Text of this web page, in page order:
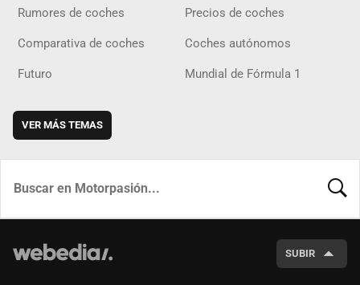
Rumores de coches Precios de coches
Comparativa de coches Coches autónomos
Futuro Mundial de Fórmula 1
VER MÁS TEMAS
SUBIR